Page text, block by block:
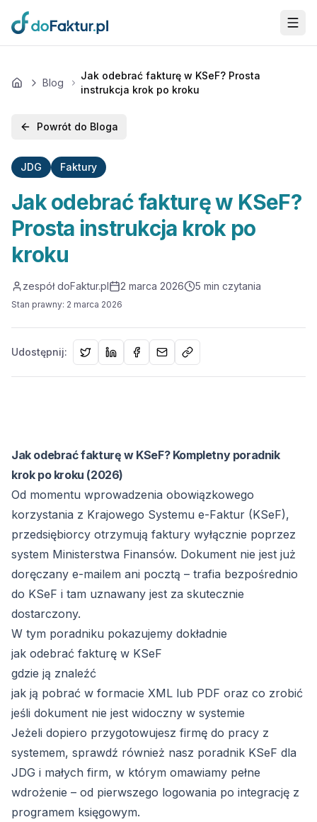
Przejdź do głównej treści
Home Blog
Jak odebrać fakturę w KSeF? Prosta
instrukcja krok po kroku
Powrót do Bloga
JDG Faktury
Jak odebrać fakturę w KSeF?
Prosta instrukcja krok po
kroku
zespół doFaktur.pl 2 marca 2026 5 min czytania
Stan prawny: 2 marca 2026
Udostępnij:
Jak odebrać fakturę w KSeF? Kompletny poradnik
krok po kroku (2026)
Od momentu wprowadzenia obowiązkowego
korzystania z Krajowego Systemu e-Faktur (KSeF),
przedsiębiorcy otrzymują faktury wyłącznie poprzez
system Ministerstwa Finansów. Dokument nie jest już
doręczany e-mailem ani pocztą – trafia bezpośrednio
do KSeF i tam uznawany jest za skutecznie
dostarczony.
W tym poradniku pokazujemy dokładnie
jak odebrać fakturę w KSeF
gdzie ją znaleźć
jak ją pobrać w formacie XML lub PDF oraz co zrobić
jeśli dokument nie jest widoczny w systemie
Jeżeli dopiero przygotowujesz firmę do pracy z
systemem, sprawdź również nasz poradnik KSeF dla
JDG i małych firm, w którym omawiamy pełne
wdrożenie – od pierwszego logowania po integrację z
programem księgowym.